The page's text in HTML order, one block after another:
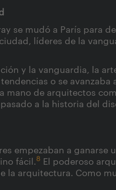
se mudó a París para
líderes de la
y la vanguardia, la
o se
mano de arquitectos
a la historia del
empezaban a
fácil.8 El poderoso
la arquitectura. Como